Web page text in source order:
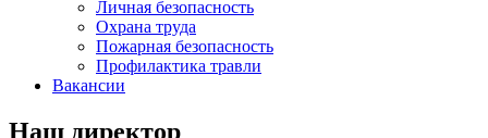
Личная безопасность
Охрана труда
Пожарная безопасность
Профилактика травли
Вакансии
Наш директор